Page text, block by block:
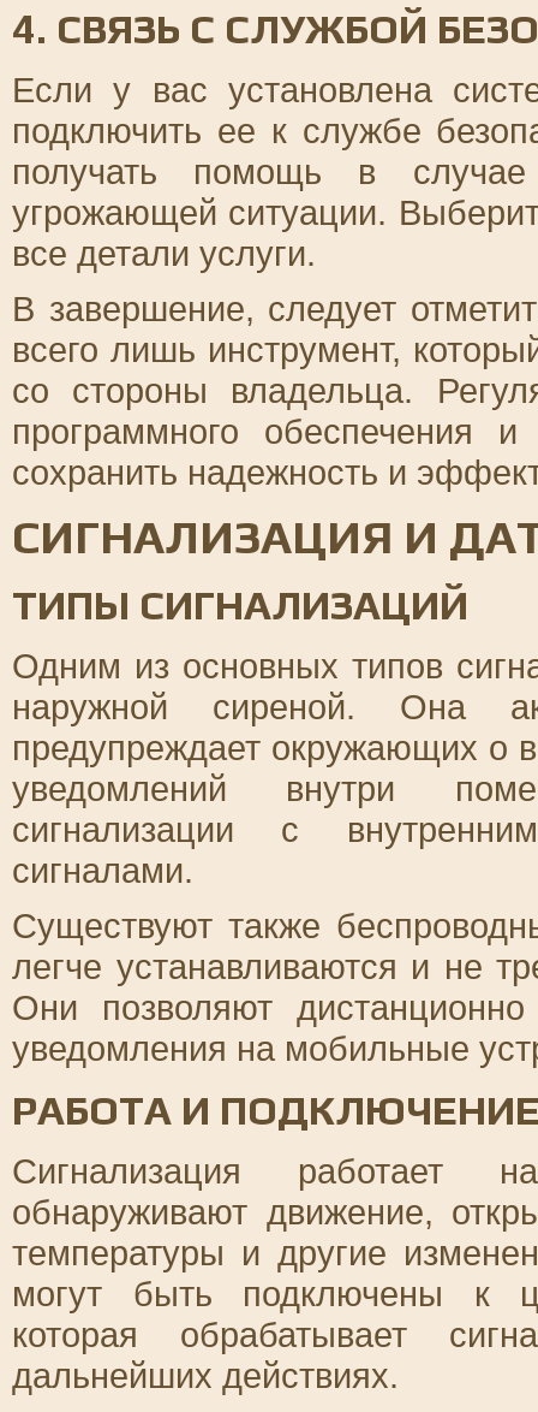
4. СВЯЗЬ С СЛУЖБОЙ
Если у вас установлена
подключить ее к службе
получать помощь в случае
угрожающей ситуации.
все детали услуги.
В завершение, следует
всего лишь инструмент,
со стороны владельца.
программного обеспечения
сохранить надежность и
СИГНАЛИЗАЦИЯ И
ТИПЫ СИГНАЛИЗАЦИЙ
Одним из основных типов
наружной сиреной. Она
предупреждает окружающих о
уведомлений внутри
сигнализации с
сигналами.
Существуют также
легче устанавливаются и не
Они позволяют
уведомления на мобильные
РАБОТА И
Сигнализация работает
обнаруживают движение,
температуры и другие
могут быть подключены к
которая обрабатывает
дальнейших действиях.